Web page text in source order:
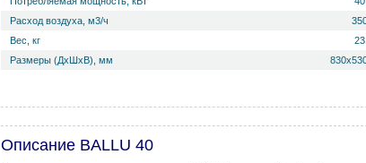
Расход воздуха, м3/ч
Вес, кг
23
Размеры (ДхШхВ), мм
Описание BALLU 40